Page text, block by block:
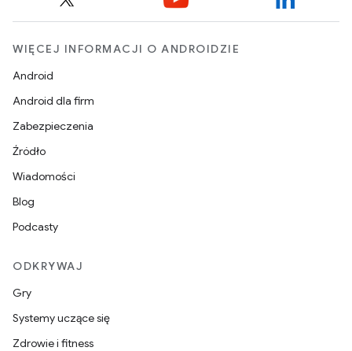
WIĘCEJ INFORMACJI O ANDROIDZIE
Android
Android dla firm
Zabezpieczenia
Źródło
Wiadomości
Blog
Podcasty
ODKRYWAJ
Gry
Systemy uczące się
Zdrowie i fitness